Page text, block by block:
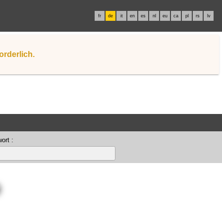
fr de it en es nl eu ca pl rs lv
: